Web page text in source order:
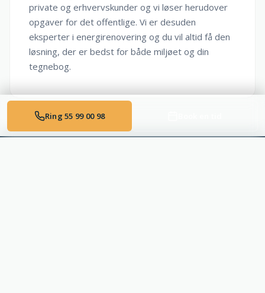
private og erhvervskunder og vi løser herudover
opgaver for det offentlige. Vi er desuden
eksperter i energirenovering og du vil altid få den
løsning, der er bedst for både miljøet og din
tegnebog.
Ring 55 99 00 98